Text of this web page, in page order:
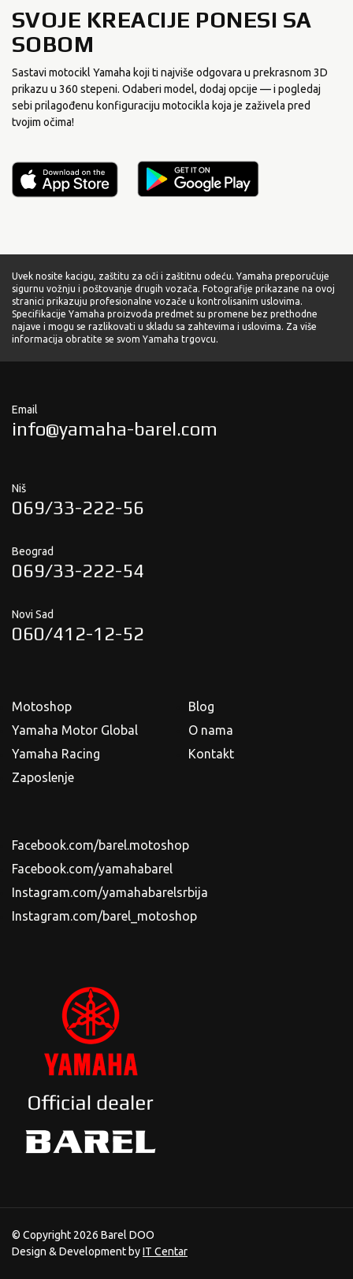
SVOJE KREACIJE PONESI SA
SOBOM
Sastavi motocikl Yamaha koji ti najviše odgovara u prekrasnom 3D
prikazu u 360 stepeni. Odaberi model, dodaj opcije — i pogledaj
sebi prilagođenu konfiguraciju motocikla koja je zaživela pred
tvojim očima!
Uvek nosite kacigu, zaštitu za oči i zaštitnu odeću. Yamaha preporučuje
sigurnu vožnju i poštovanje drugih vozača. Fotografije prikazane na ovoj
stranici prikazuju profesionalne vozače u kontrolisanim uslovima.
Specifikacije Yamaha proizvoda predmet su promene bez prethodne
najave i mogu se razlikovati u skladu sa zahtevima i uslovima. Za više
informacija obratite se svom Yamaha trgovcu.
Email
info@yamaha-barel.com
Niš
069/33-222-56
Beograd
069/33-222-54
Novi Sad
060/412-12-52
Motoshop
Yamaha Motor Global
Yamaha Racing
Zaposlenje
Blog
O nama
Kontakt
Facebook.com/barel.motoshop
Facebook.com/yamahabarel
Instagram.com/yamahabarelsrbija
Instagram.com/barel_motoshop
© Copyright 2026 Barel DOO
Design & Development byIT Centar